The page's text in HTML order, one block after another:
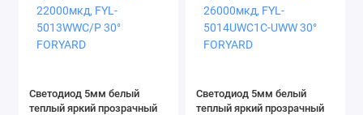
Светодиод 5мм белый
теплый яркий прозрачный
Светодиод 5мм белый
теплый яркий прозрачный